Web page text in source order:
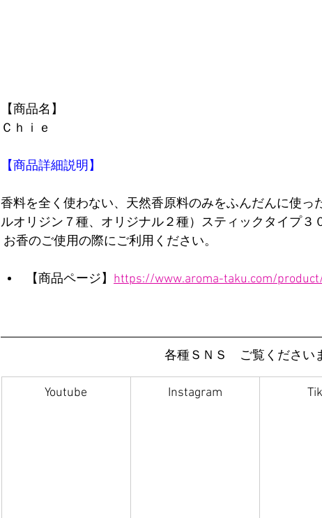
【商品名】
Ｃｈｉｅ
【商品詳細説明】
香料を全く使わない、天然香原料のみをふんだんに使っ
ルオリジン７種、オリジナル２種）スティックタイプ３
お香のご使用の際にご利用ください。
【商品ページ】 https://www.aroma-taku.com/
各種ＳＮＳ　ご覧ください
Youtube Instagram